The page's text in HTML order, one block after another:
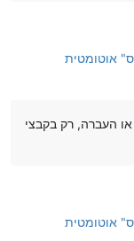
אוטומטית
העברה, רק בקבצי
אוטומטית